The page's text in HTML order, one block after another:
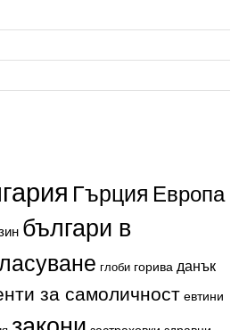
Гърция Европа
българи в
глоби горива данък
за самоличност евтини